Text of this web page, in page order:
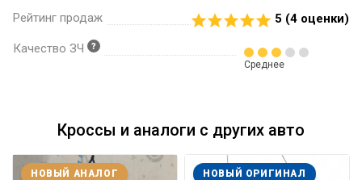
Рейтинг продаж
5 (4 оценки)
Качество ЗЧ
Среднее
Кроссы и аналоги с других авто
НОВЫЙ АНАЛОГ НОВЫЙ ОРИГИНАЛ